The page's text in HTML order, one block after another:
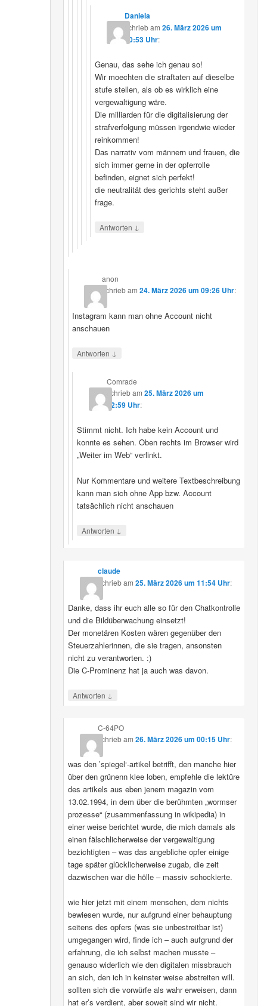
Daniela
schriebam 26. März 2026 um
10:53 Uhr:
Genau, das sehe ich genau so!
Wir moechten die straftaten auf dieselbe
stufe stellen, als ob es wirklich eine
vergewaltigung wäre.
Die milliarden für die digitalisierung der
strafverfolgung müssen irgendwie wieder
reinkommen!
Das narrativ vom männern und frauen, die
sich immer gerne in der opferrolle
befinden, eignet sich perfekt!
die neutralität des gerichts steht außer
frage.
Antworten ↓
anon
schriebam24. März 2026 um 09:26 Uhr:
Instagram kann man ohne Account nicht
anschauen
Antworten ↓
Comrade
schriebam 25. März 2026 um
12:59 Uhr:
Stimmt nicht. Ich habe kein Account und
konnte es sehen. Oben rechts im Browser wird
„Weiter im Web“ verlinkt.
Nur Kommentare und weitere Textbeschreibung
kann man sich ohne App bzw. Account
tatsächlich nicht anschauen
Antworten ↓
claude
schriebam 25. März 2026 um 11:54 Uhr:
Danke, dass ihr euch alle so für den Chatkontrolle
und die Bildüberwachung einsetzt!
Der monetären Kosten wären gegenüber den
Steuerzahlerinnen, die sie tragen, ansonsten
nicht zu verantworten. :)
Die C-Prominenz hat ja auch was davon.
Antworten ↓
C-64PO
schriebam 26. März 2026 um 00:15 Uhr:
was den ’spiegel‘-artikel betrifft, den manche hier
über den grünenn klee loben, empfehle die lektüre
des artikels aus eben jenem magazin vom
13.02.1994, in dem über die berühmten „wormser
prozesse“ (zusammenfassung in wikipedia) in
einer weise berichtet wurde, die mich damals als
einen fälschlicherweise der vergewaltigung
bezichtigten – was das angebliche opfer einige
tage später glücklicherweise zugab, die zeit
dazwischen war die hölle – massiv schockierte.
wie hier jetzt mit einem menschen, dem nichts
bewiesen wurde, nur aufgrund einer behauptung
seitens des opfers (was sie unbestreitbar ist)
umgegangen wird, finde ich – auch aufgrund der
erfahrung, die ich selbst machen musste –
genauso widerlich wie den digitalen missbrauch
an sich, den ich in keinster weise abstreiten will.
sollten sich die vorwürfe als wahr erweisen, dann
hat er’s verdient, aber soweit sind wir nicht.